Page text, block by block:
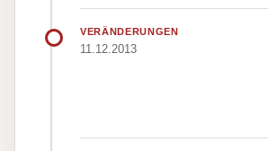
VERÄNDERUNGEN
11.12.2013